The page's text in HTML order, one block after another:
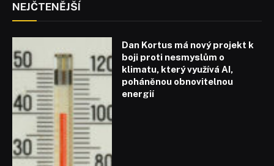
NEJČTENĚJŠÍ
Dan Kortus má nový projekt k
boji proti nesmyslům o
klimatu, který využívá AI,
poháněnou obnovitelnou
energií